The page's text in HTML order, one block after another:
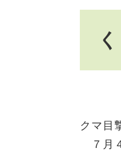
クマ目
７月